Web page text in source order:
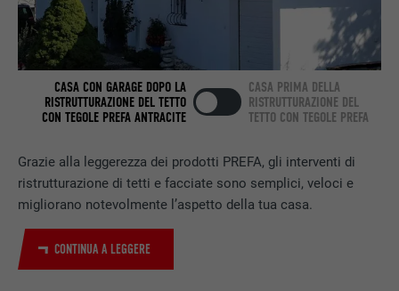
Grazie alla leggerezza dei prodotti PREFA, gli interventi di
ristrutturazione di tetti e facciate sono semplici, veloci e
migliorano notevolmente l’aspetto della tua casa.
CONTINUA A LEGGERE
CASA CON GARAGE DOPO LA
RISTRUTTURAZIONE DEL TETTO
CON TEGOLE PREFA ANTRACITE
CASA PRIMA DELLA
RISTRUTTURAZIONE DEL
TETTO CON TEGOLE PREFA
prestazioni di servizio integrate.
NOME bscookie
PROVIDER LinkedIn
DECORSO 2 anni
Utilizzato dal servizio di social network